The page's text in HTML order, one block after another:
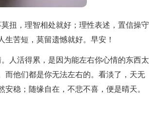
扭，理智相处就好；理性表述，置信操守
苦短，莫留遗憾就好。早安！
人活得累，是因为能左右你心情的东西太
而他们都是你无法左右的。看淡了，天无
稳；随缘自在，不悲不喜，便是晴天。